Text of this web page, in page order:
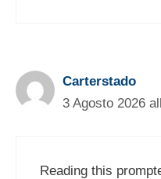
Carterstado
3 Agosto 2026
Reading this